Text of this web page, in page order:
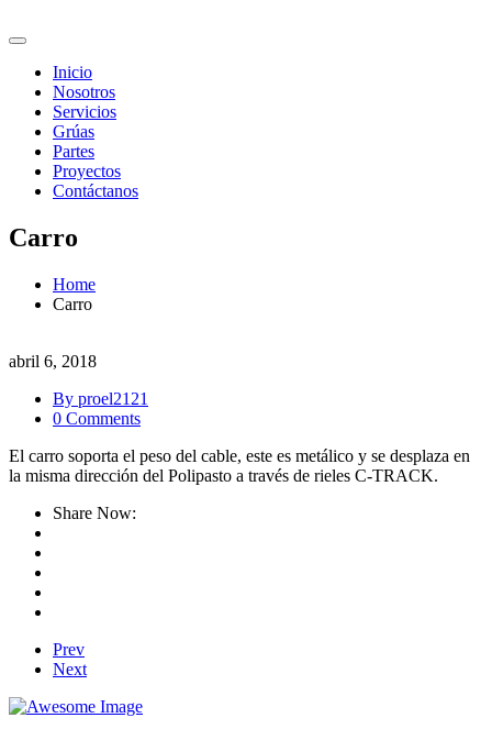
Inicio
Nosotros
Servicios
Grúas
Partes
Proyectos
Contáctanos
Carro
Home
Carro
abril 6, 2018
By proel2121
0 Comments
El carro soporta el peso del cable, este es metálico y se desplaza en
la misma dirección del Polipasto a través de rieles C-TRACK.
Share Now:
Prev
Next